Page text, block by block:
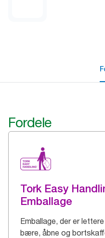
Fordele
Tork Easy
Emballage
Emballage, der er
bære, åbne og